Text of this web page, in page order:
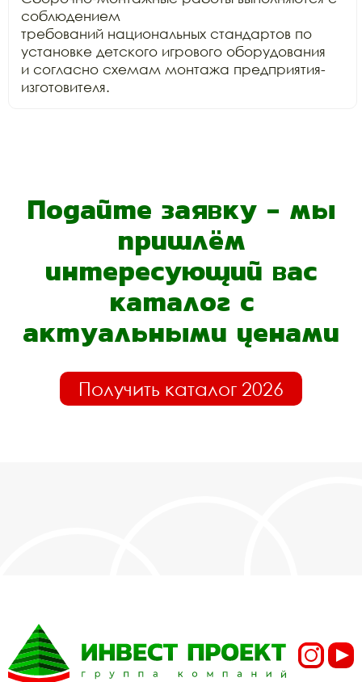
соблюдением
требований национальных стандартов по
установке детского игрового оборудования
и согласно схемам монтажа предприятия-
изготовителя.
Подайте заявку - мы
пришлём
интересующий вас
каталог с
актуальными ценами
Получить каталог 2026